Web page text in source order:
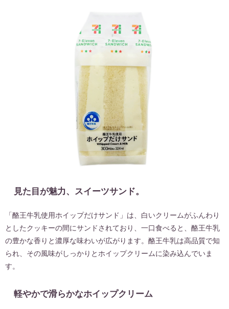
見た目が魅力、スイーツサンド。
「酪王牛乳使用ホイップだけサンド」は、白いクリームがふんわり
としたクッキーの間にサンドされており、一口食べると、酪王牛乳
の豊かな香りと濃厚な味わいが広がります。酪王牛乳は高品質で知
られ、その風味がしっかりとホイップクリームに染み込んでいま
す。
軽やかで滑らかなホイップクリーム